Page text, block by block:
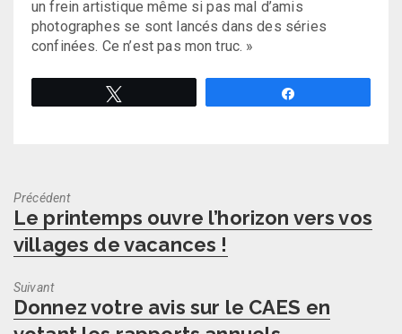
un frein artistique même si pas mal d’amis
photographes se sont lancés dans des séries
confinées. Ce n’est pas mon truc. »
Précédent
Previous
post:
Le printemps ouvre l’horizon vers vos
villages de vacances !
Suivant
Next
post:
Donnez votre avis sur le CAES en